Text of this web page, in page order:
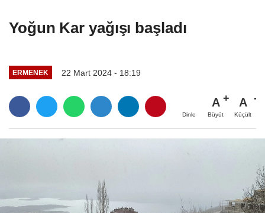
Yoğun Kar yağışı başladı
ERMENEK 22 Mart 2024 - 18:19
Dinle
A
Büyüt
A
Küçült